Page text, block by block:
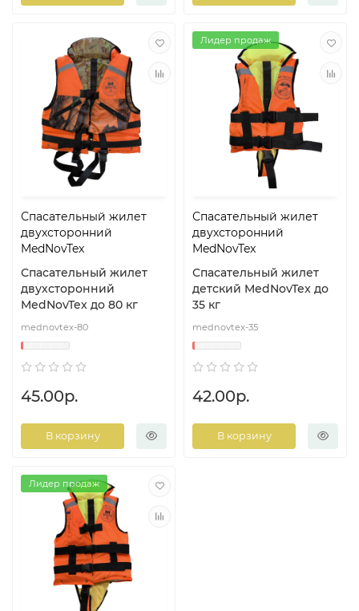
Спасательный жилет
двухсторонний
MedNovTex
Спасательный жилет
двухсторонний
MedNovTex до 80 кг
mednovtex-80
45.00р.
В корзину
Лидер продаж
Спасательный жилет
двухсторонний
MedNovTex
Спасательный жилет
детский MedNovTex до
35 кг
mednovtex-35
42.00р.
В корзину
Лидер продаж